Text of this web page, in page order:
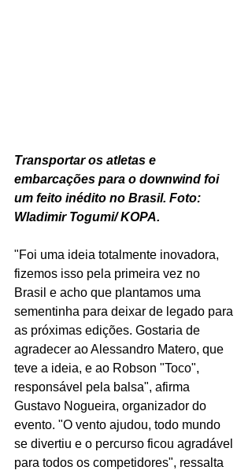
Transportar os atletas e
embarcações para o downwind foi
um feito inédito no Brasil. Foto:
Wladimir Togumi/ KOPA.
"Foi uma ideia totalmente inovadora,
fizemos isso pela primeira vez no
Brasil e acho que plantamos uma
sementinha para deixar de legado para
as próximas edições. Gostaria de
agradecer ao Alessandro Matero, que
teve a ideia, e ao Robson "Toco",
responsável pela balsa", afirma
Gustavo Nogueira, organizador do
evento. "O vento ajudou, todo mundo
se divertiu e o percurso ficou agradável
para todos os competidores", ressalta